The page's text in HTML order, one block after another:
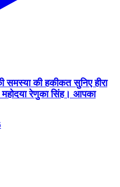
की हकीकत सुनिए हीरा
रेणुका सिंह। आपका